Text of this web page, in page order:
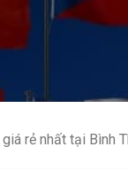
rẻ nhất tại Bình